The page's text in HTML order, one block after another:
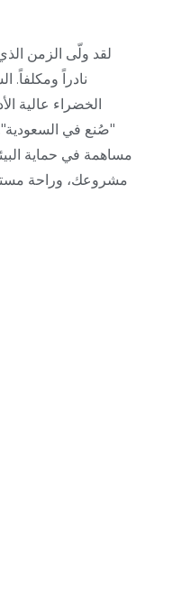
لقد ولّى الزمن
نادراً ومكلفاً.
الخضراء عالية
"صُنع في السعودية".
مساهمة في حماية
مشروعك، وراحة